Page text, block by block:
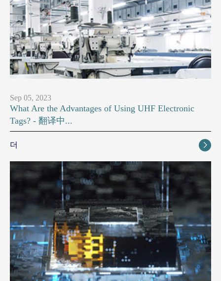
Sep 05, 2023
What Are the Advantages of Using UHF Electronic
Tags? - 翻译中...
더 